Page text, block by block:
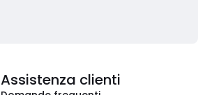
Assistenza clienti